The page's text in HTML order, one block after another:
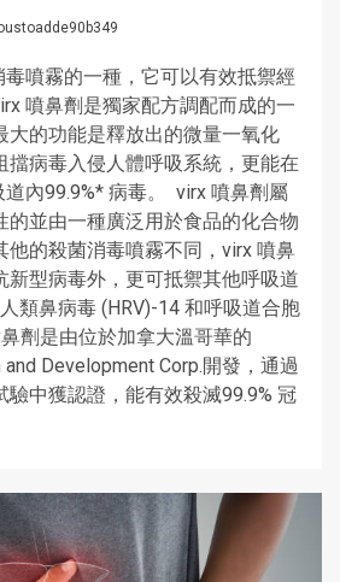
噴霧的一種，它可以有效抵禦經
噴鼻劑是獨家配方調配而成的一
大的功能是釋放出的微量一氧化
擋病毒入侵人體呼吸系統，更能在
內99.9%* 病毒。 virx 噴鼻劑屬
的並由一種廣泛用於食品的化合物
他的殺菌消毒噴霧不同，virx 噴鼻
新型病毒外，更可抵禦其他呼吸道
類鼻病毒 (HRV)-14 和呼吸道合胞
劑是由位於加拿大溫哥華的
Development Corp.開發，通過
驗中獲認證，能有效殺滅99.9% 冠